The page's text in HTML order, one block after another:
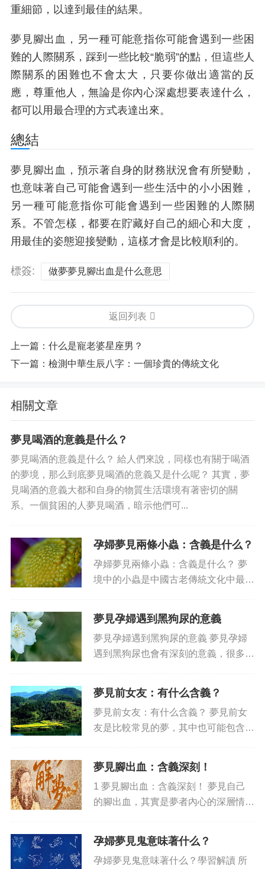
重細節，以達到最佳的結果。
夢見腳出血，另一種可能意指你可能會遇到一些困
難的人際關系，踩到一些比較“脆弱”的點，但這些人
際關系的困難也不會太大，只要你做出適當的反
應，尊重他人，無論是你內心深處想要表達什么，
都可以用最合理的方式表達出來。
總結
夢見腳出血，預示著自身的財務狀況會有所變動，
也意味著自己可能會遇到一些生活中的小小困難，
另一種可能意指你可能會遇到一些困難的人際關
系。不管怎樣，都要在貯藏好自己的細心和大度，
用最佳的姿態迎接變動，這樣才會是比較順利的。
標簽: 做夢夢見腳出血是什么意思
返回列表
上一篇： 什么是寵老婆星座男？
下一篇： 檢測中華生辰八字：一個珍貴的傳統文化
相關文章
夢見喝酒的意義是什么？
夢見喝酒的意義是什么？ 給人們來說，同樣也有關于喝酒
的夢境，那么到底夢見喝酒的意義又是什么呢？ 其實，夢
見喝酒的意義大都和自身的物質生活環境有著密切的關
系。一個貧困的人夢見喝酒，暗示他們可...
孕婦夢見兩條小蟲：含義是什么？
孕婦夢見兩條小蟲：含義是什么？ 夢
境中的小蟲是中國古老傳統文化中最常
應著孕婦未來的幸福美滿。因此，夢見
兩條小蟲是什么意思？又能對孕...
夢見孕婦遇到黑狗尿的意義
夢見孕婦遇到黑狗尿的意義 夢見孕婦
遇到黑狗尿也會有深刻的意義，很多孕
夢見孕婦遇到黑狗尿意味著什么呢？又
代表著什么呢？這里就跟大家探...
夢見前女友：有什么含義？
夢見前女友：有什么含義？ 夢見前女
友是比較常見的夢，其中也可能包含著
受到強烈的挫敗感，或者后悔的情緒。
夢見前女友的含義，常被認為是...
夢見腳出血：含義深刻！
1 夢見腳出血：含義深刻！ 夢見自己
的腳出血，其實是夢者內心的深層情感
扎和失落；而夢見自己的腳出血，則是
對自己所遭受影響的表達，...
孕婦夢見鬼意味著什么？
孕婦夢見鬼意味著什么？學習解讀 所